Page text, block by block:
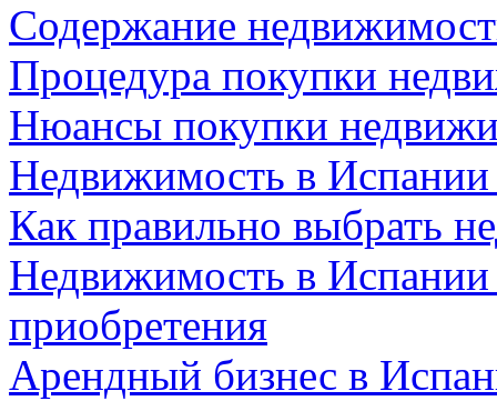
Содержание
Процедура покупки
Нюансы покупки
Недвижимость в
Как правильно выбрать
Недвижимость в Испании
приобретения
Арендный бизнес в